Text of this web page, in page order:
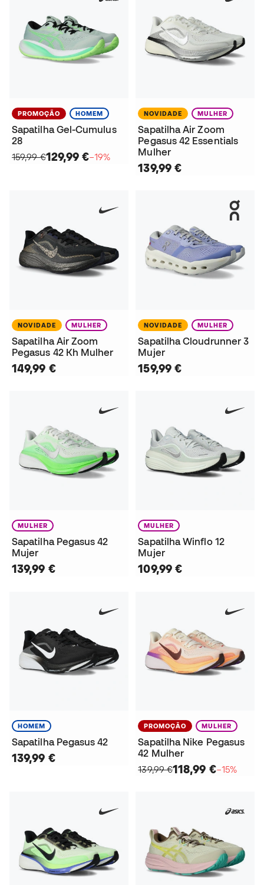
PROMOÇÃO HOMEM
Sapatilha Gel-Cumulus
28
159,99 €129,99 €−19%
NOVIDADE MULHER
Sapatilha Air Zoom
Pegasus 42 Essentials
Mulher
139,99 €
NOVIDADE MULHER
Sapatilha Air Zoom
Pegasus 42 Kh Mulher
149,99 €
NOVIDADE MULHER
Sapatilha Cloudrunner 3
Mujer
159,99 €
MULHER
Sapatilha Pegasus 42
Mujer
139,99 €
MULHER
Sapatilha Winflo 12
Mujer
109,99 €
HOMEM
Sapatilha Pegasus 42
139,99 €
PROMOÇÃO MULHER
Sapatilha Nike Pegasus
42 Mulher
139,99 €118,99 €−15%